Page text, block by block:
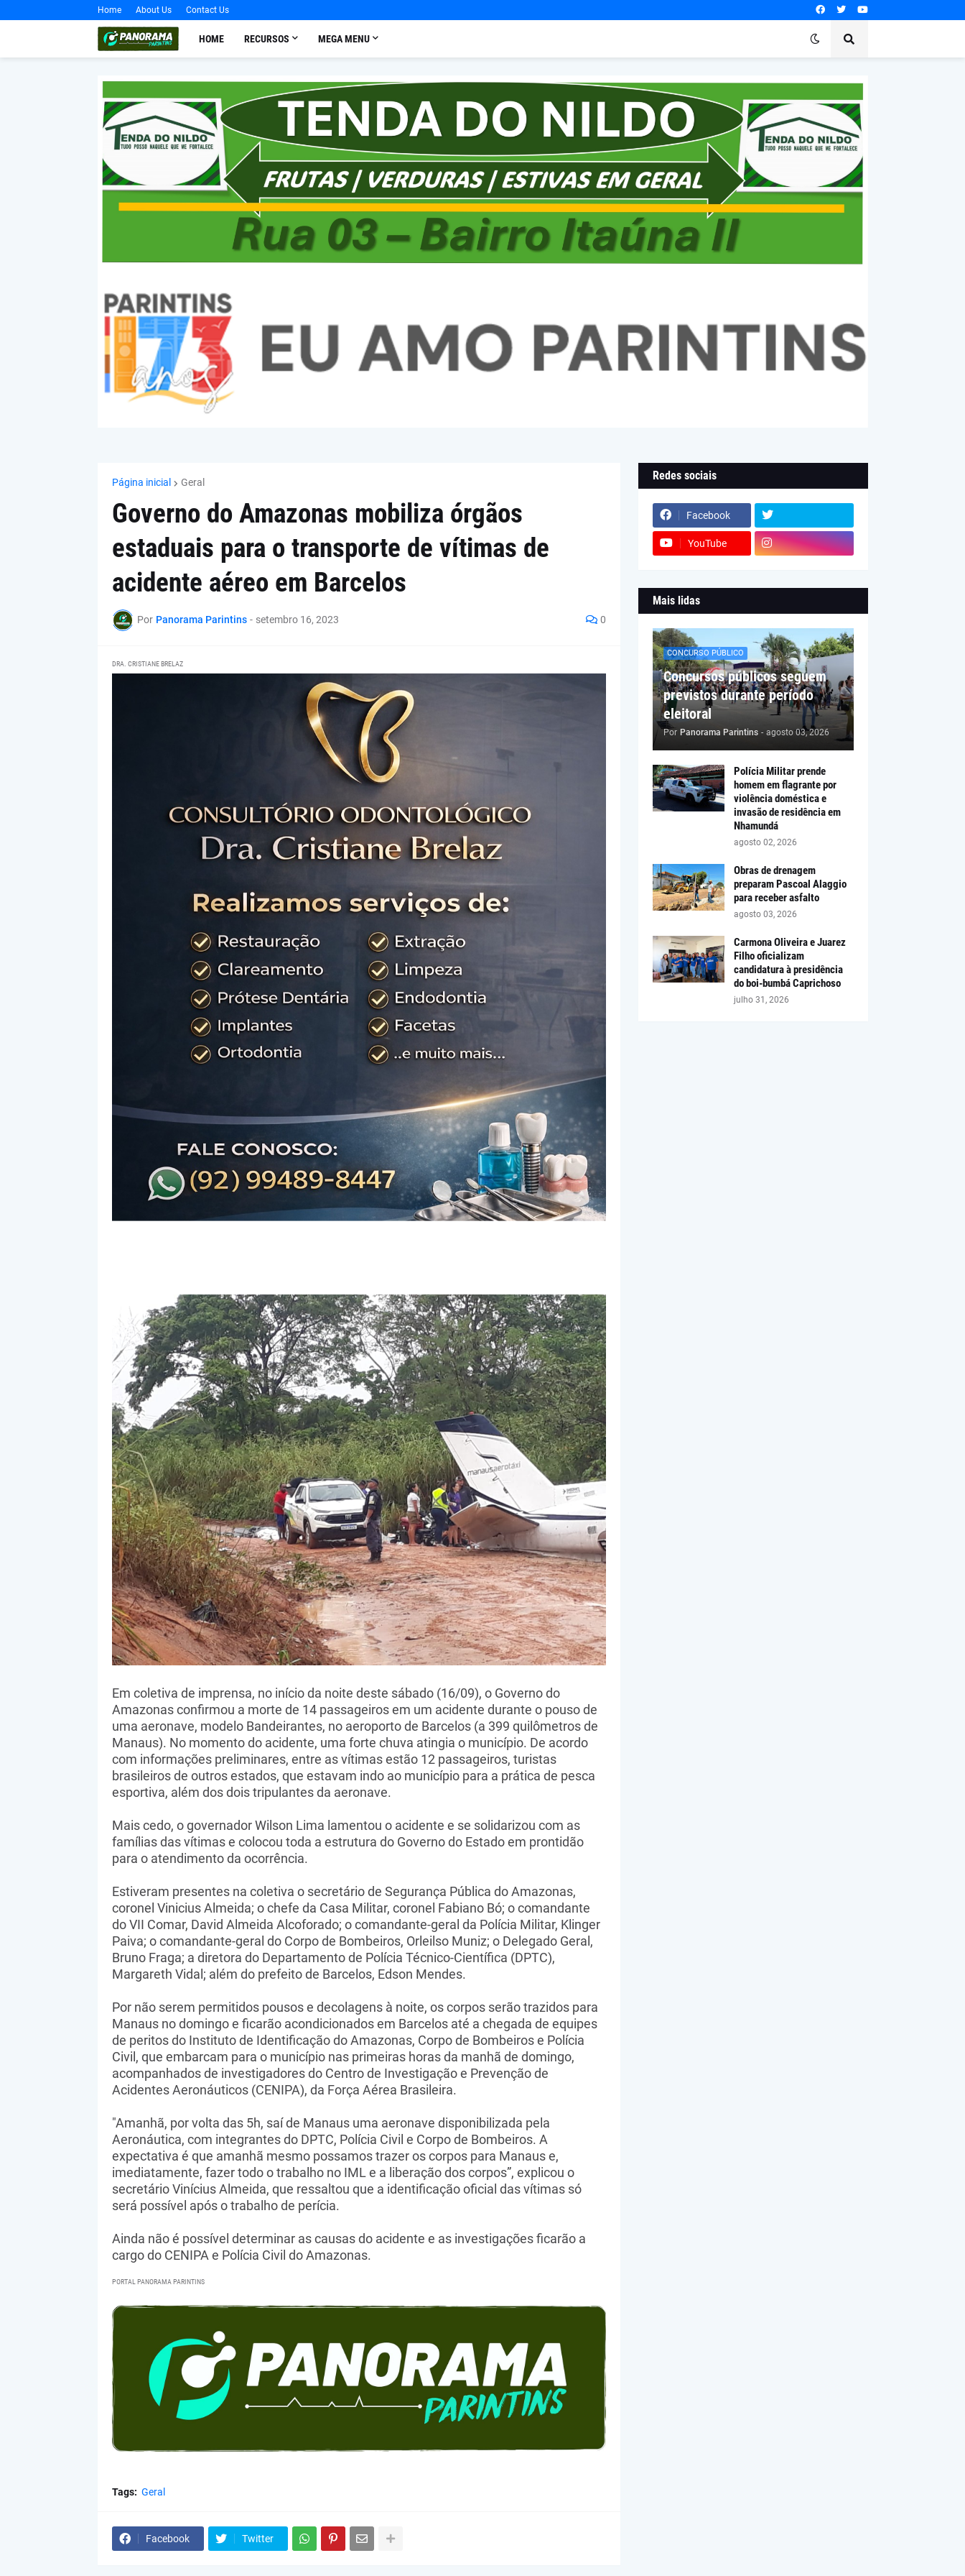
Home About Us Contact Us
HOME RECURSOS MEGA MENU
Página inicial Geral
Governo do Amazonas mobiliza órgãos
estaduais para o transporte de vítimas de
acidente aéreo em Barcelos
Por Panorama Parintins - setembro 16, 2023 0
DRA. CRISTIANE BRELAZ
Em coletiva de imprensa, no início da noite deste sábado (16/09), o Governo do
Amazonas confirmou a morte de 14 passageiros em um acidente durante o pouso de
uma aeronave, modelo Bandeirantes, no aeroporto de Barcelos (a 399 quilômetros de
Manaus). No momento do acidente, uma forte chuva atingia o município. De acordo
com informações preliminares, entre as vítimas estão 12 passageiros, turistas
brasileiros de outros estados, que estavam indo ao município para a prática de pesca
esportiva, além dos dois tripulantes da aeronave.
Mais cedo, o governador Wilson Lima lamentou o acidente e se solidarizou com as
famílias das vítimas e colocou toda a estrutura do Governo do Estado em prontidão
para o atendimento da ocorrência.
Estiveram presentes na coletiva o secretário de Segurança Pública do Amazonas,
coronel Vinicius Almeida; o chefe da Casa Militar, coronel Fabiano Bó; o comandante
do VII Comar, David Almeida Alcoforado; o comandante-geral da Polícia Militar, Klinger
Paiva; o comandante-geral do Corpo de Bombeiros, Orleilso Muniz; o Delegado Geral,
Bruno Fraga; a diretora do Departamento de Polícia Técnico-Científica (DPTC),
Margareth Vidal; além do prefeito de Barcelos, Edson Mendes.
Por não serem permitidos pousos e decolagens à noite, os corpos serão trazidos para
Manaus no domingo e ficarão acondicionados em Barcelos até a chegada de equipes
de peritos do Instituto de Identificação do Amazonas, Corpo de Bombeiros e Polícia
Civil, que embarcam para o município nas primeiras horas da manhã de domingo,
acompanhados de investigadores do Centro de Investigação e Prevenção de
Acidentes Aeronáuticos (CENIPA), da Força Aérea Brasileira.
"Amanhã, por volta das 5h, saí de Manaus uma aeronave disponibilizada pela
Aeronáutica, com integrantes do DPTC, Polícia Civil e Corpo de Bombeiros. A
expectativa é que amanhã mesmo possamos trazer os corpos para Manaus e,
imediatamente, fazer todo o trabalho no IML e a liberação dos corpos”, explicou o
secretário Vinícius Almeida, que ressaltou que a identificação oficial das vítimas só
será possível após o trabalho de perícia.
Ainda não é possível determinar as causas do acidente e as investigações ficarão a
cargo do CENIPA e Polícia Civil do Amazonas.
PORTAL PANORAMA PARINTINS
Tags: Geral
Facebook Twitter
Redes sociais
Facebook
YouTube
Mais lidas
CONCURSO PÚBLICO
Concursos públicos seguem
previstos durante período
eleitoral
Por Panorama Parintins - agosto 03, 2026
Polícia Militar prende
homem em flagrante por
violência doméstica e
invasão de residência em
Nhamundá
agosto 02, 2026
Obras de drenagem
preparam Pascoal Alaggio
para receber asfalto
agosto 03, 2026
Carmona Oliveira e Juarez
Filho oficializam
candidatura à presidência
do boi-bumbá Caprichoso
julho 31, 2026